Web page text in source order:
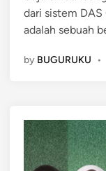
n
dari sistem
adalah sebuah
by BUGURUKU •